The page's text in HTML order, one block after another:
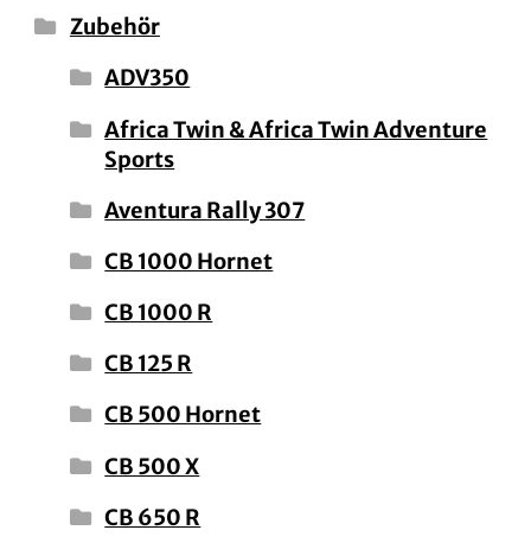
Zubehör
ADV350
Africa Twin & Africa Twin Adventure
Sports
Aventura Rally 307
CB 1000 Hornet
CB 1000 R
CB 125 R
CB 500 Hornet
CB 500 X
CB 650 R